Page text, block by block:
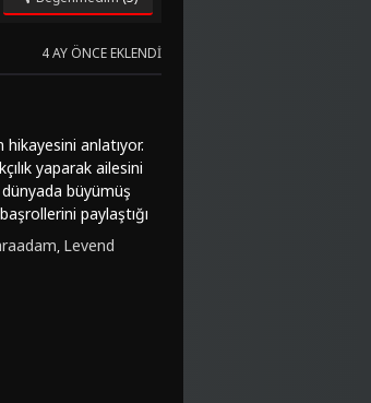
4 AY ÖNCE EKLENDI
anlatıyor.
yaparak ailesini
dünyada büyümüş
paylaştığı
derin duygular
Var, sadece
de
, Levend